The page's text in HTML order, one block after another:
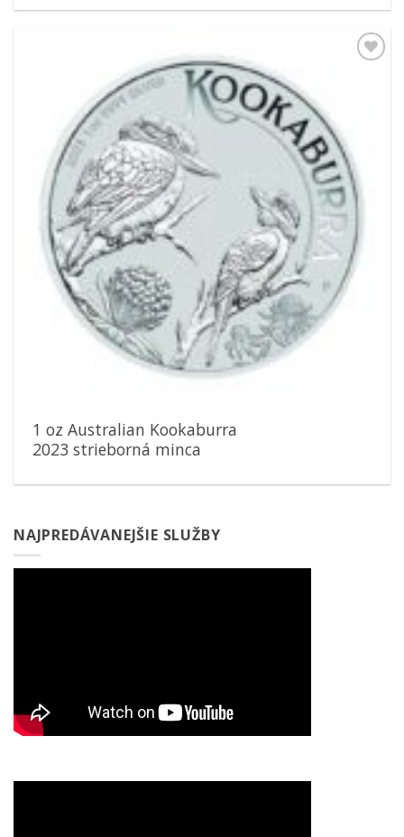
1 oz Australian Kookaburra
2023 strieborná minca
NAJPREDÁVANEJŠIE SLUŽBY